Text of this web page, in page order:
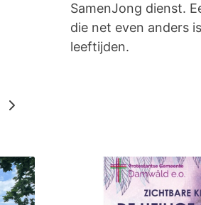
SamenJong dienst.
die net even anders
leeftijden.